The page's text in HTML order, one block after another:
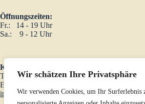
Wir schätzen Ihre Privatsphäre
Wir verwenden Cookies, um Ihr Surferlebnis
Öffnungszeiten:
Fr.: 14 - 19 Uhr
Sa.: 9 - 12 Uhr
Kontakt:
Tel.:
08321 60 86 57
E-Mail:
info@klier-bier.de